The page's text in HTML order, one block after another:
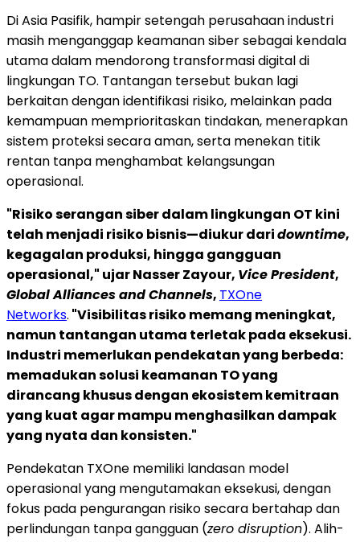
Di Asia Pasifik, hampir setengah perusahaan industri
masih menganggap keamanan siber sebagai kendala
utama dalam mendorong transformasi digital di
lingkungan TO. Tantangan tersebut bukan lagi
berkaitan dengan identifikasi risiko, melainkan pada
kemampuan memprioritaskan tindakan, menerapkan
sistem proteksi secara aman, serta menekan titik
rentan tanpa menghambat kelangsungan
operasional.
"Risiko serangan siber dalam lingkungan OT kini
telah menjadi risiko bisnis—diukur daridowntime,
kegagalan produksi, hingga gangguan
operasional," ujar Nasser Zayour, Vice President,
Global Alliances and Channels, TXOne
Networks. "Visibilitas risiko memang meningkat,
namun tantangan utama terletak pada eksekusi.
Industri memerlukan pendekatan yang berbeda:
memadukan solusi keamanan TO yang
dirancang khusus dengan ekosistem kemitraan
yang kuat agar mampu menghasilkan dampak
yang nyata dan konsisten."
Pendekatan TXOne memiliki landasan model
operasional yang mengutamakan eksekusi, dengan
fokus pada pengurangan risiko secara bertahap dan
perlindungan tanpa gangguan (zero disruption). Alih-